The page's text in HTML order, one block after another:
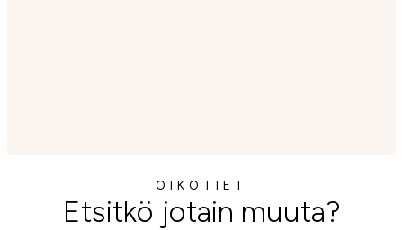
OIKOTIET
Etsitkö jotain muuta?